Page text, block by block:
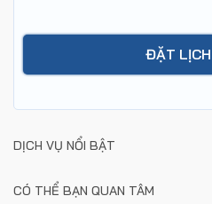
DỊCH VỤ NỔI BẬT
CÓ THỂ BẠN QUAN TÂM